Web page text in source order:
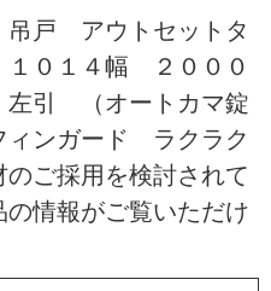
戸 アウトセットタ
０１４幅 ２０００
引 （オートカマ錠
ンガード ラクラク
ご採用を検討されて
情報がご覧いただけ